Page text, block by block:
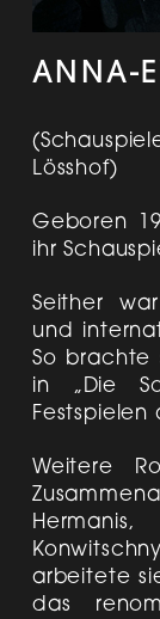
ANNA-
Lösshof)
Geboren
ihr
Seither
und
So brachte
in „Die
Festspielen
Weitere
arbeitete
das